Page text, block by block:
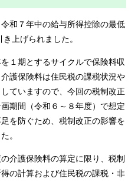
和７年中の給与所得控除の最低
上げられました。
１期とするサイクルで保険料収
護保険料は住民税の課税状況や
ていますので、今回の税制改正
期間（令和６～８年度）で想定
を防ぐため、税制改正の影響を
。
介護保険料の算定に限り、税制
の計算および住民税の課税・非